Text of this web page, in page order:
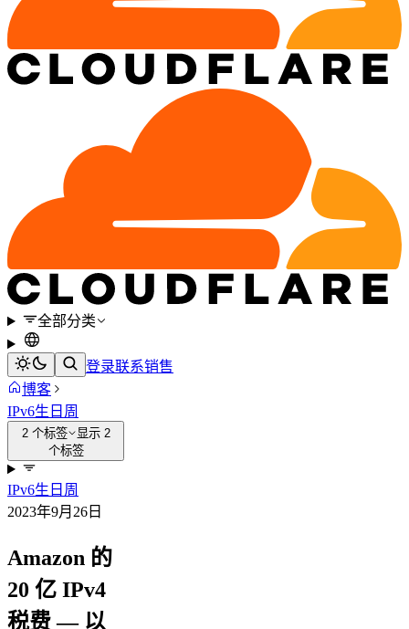
全部分类
登录联系销售
博客
IPv6生日周
2 个标签
显示 2
个标签
IPv6生日周
2023年9月26日
Amazon 的
20 亿 IPv4
税费 — 以